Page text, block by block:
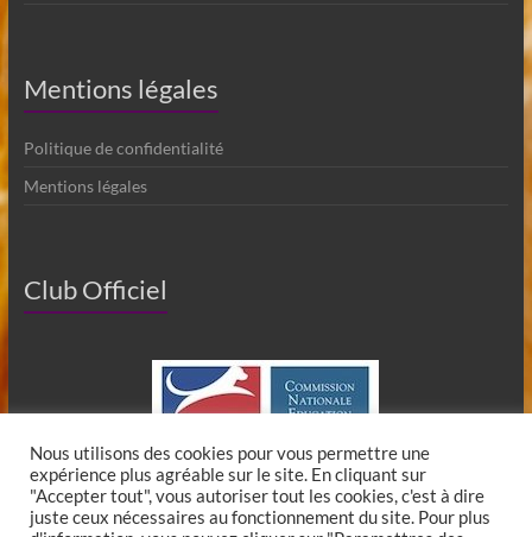
Mentions légales
Politique de confidentialité
Mentions légales
Club Officiel
Nous utilisons des cookies pour vous permettre une
expérience plus agréable sur le site. En cliquant sur
"Accepter tout", vous autoriser tout les cookies, c'est à dire
juste ceux nécessaires au fonctionnement du site. Pour plus